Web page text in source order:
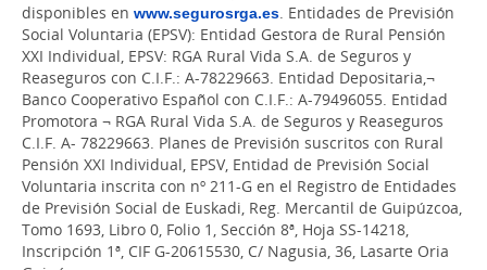
disponibles en www.segurosrga.es. Entidades de Previsión
Social Voluntaria (EPSV): Entidad Gestora de Rural Pensión
XXI Individual, EPSV: RGA Rural Vida S.A. de Seguros y
Reaseguros con C.I.F.: A-78229663. Entidad Depositaria,¬
Banco Cooperativo Español con C.I.F.: A-79496055. Entidad
Promotora ¬ RGA Rural Vida S.A. de Seguros y Reaseguros
C.I.F. A- 78229663. Planes de Previsión suscritos con Rural
Pensión XXI Individual, EPSV, Entidad de Previsión Social
Voluntaria inscrita con nº 211-G en el Registro de Entidades
de Previsión Social de Euskadi, Reg. Mercantil de Guipúzcoa,
Tomo 1693, Libro 0, Folio 1, Sección 8ª, Hoja SS-14218,
Inscripción 1ª, CIF G-20615530, C/ Nagusia, 36, Lasarte Oria